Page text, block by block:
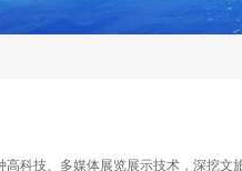
科技、多媒体展览展示技术，深挖